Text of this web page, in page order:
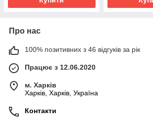
Про нас
100% позитивних з 46 відгуків за рік
Працює з 12.06.2020
м. Харків
Харків, Харків, Україна
Контакти